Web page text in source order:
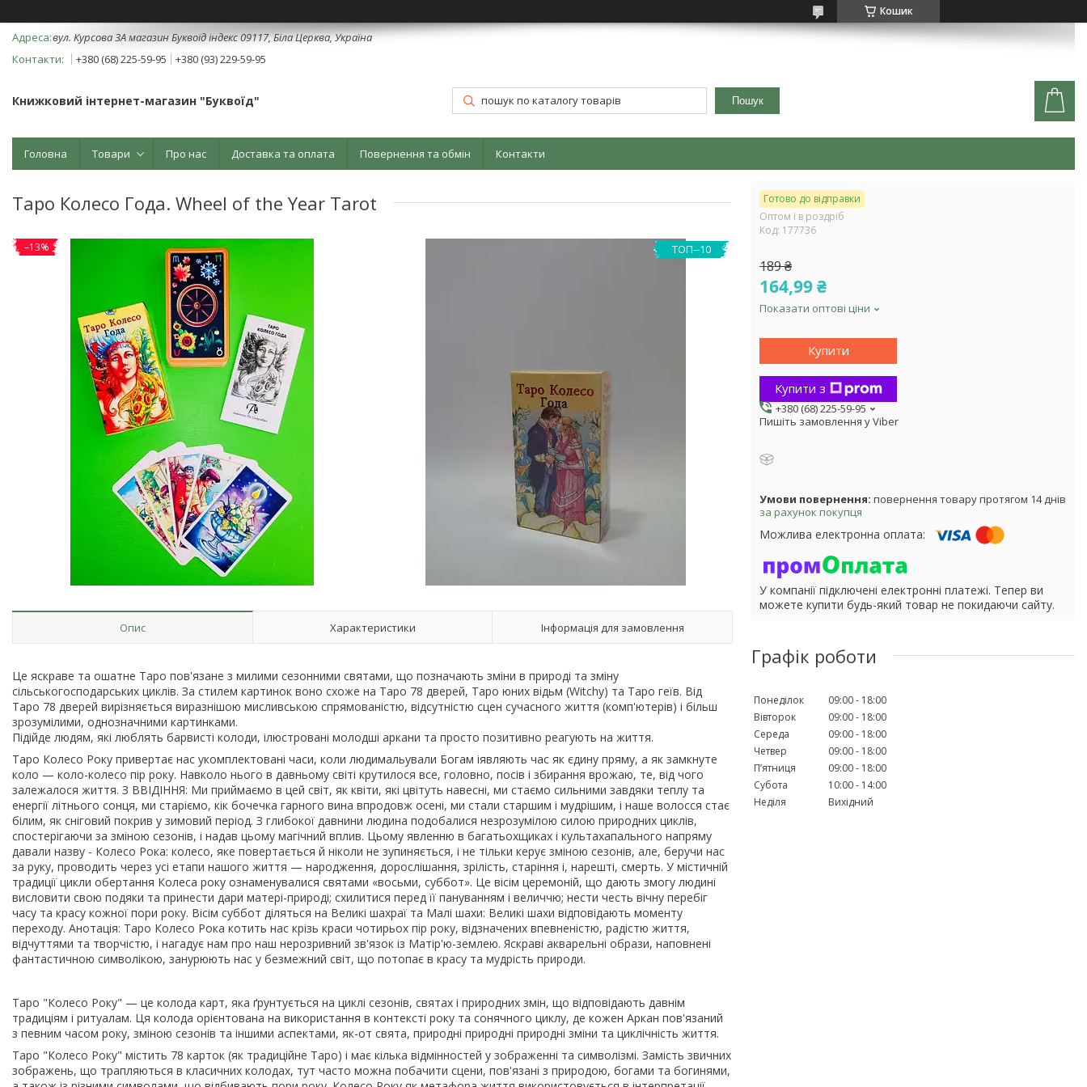
Кошик
вул. Курсова 3А магазин Буквоїд індекс 09117, Біла Церква, Україна
+380 (68) 225-59-95
+380 (93) 229-59-95
Книжковий інтернет-магазин "Буквоїд" Пошук
Головна Товари Про нас Доставка та оплата Повернення та обмін Контакти
Таро Колесо Года. Wheel of the Year Tarot
ТОП--10
–13%
Опис Характеристики Інформація для замовлення
Це яскраве та ошатне Таро пов'язане з милими сезонними святами, що позначають зміни в природі та зміну
сільськогосподарських циклів. За стилем картинок воно схоже на Таро 78 дверей, Таро юних відьм (Witchy) та Таро геїв. Від
Таро 78 дверей вирізняється виразнішою мисливською спрямованістю, відсутністю сцен сучасного життя (комп'ютерів) і більш
зрозумілими, однозначними картинками.
Підійде людям, які люблять барвисті колоди, ілюстровані молодші аркани та просто позитивно реагують на життя.
Таро Колесо Року привертає нас укомплектовані часи, коли людимальували Богам іявляють час як єдину пряму, а як замкнуте
коло — коло-колесо пір року. Навколо нього в давньому світі крутилося все, головно, посів і збирання врожаю, те, від чого
залежалося життя. З ВВІДІННЯ: Ми приймаємо в цей світ, як квіти, які цвітуть навесні, ми стаємо сильними завдяки теплу та
енергії літнього сонця, ми старіємо, кік бочечка гарного вина впродовж осені, ми стали старшим і мудрішим, і наше волосся стає
білим, як сніговий покрив у зимовий період. З глибокої давнини людина подобалися незрозумілою силою природних циклів,
спостерігаючи за зміною сезонів, і надав цьому магічний вплив. Цьому явленню в багатьохщиках і культахапального напряму
давали назву - Колесо Рока: колесо, яке повертається й ніколи не зупиняється, і не тільки керує зміною сезонів, але, беручи нас
за руку, проводить через усі етапи нашого життя — народження, дорослішання, зрілість, старіння і, нарешті, смерть. У містичній
традиції цикли обертання Колеса року ознаменувалися святами «восьми, суббот». Це вісім церемоній, що дають змогу людині
висловити свою подяки та принести дари матері-природі; схилитися перед її пануванням і величчю; нести честь вічну перебіг
часу та красу кожної пори року. Вісім суббот діляться на Великі шахраї та Малі шахи: Великі шахи відповідають моменту
переходу. Анотація: Таро Колесо Рока котить нас крізь краси чотирьох пір року, відзначених впевненістю, радістю життя,
відчуттями та творчістю, і нагадує нам про наш нерозривний зв'язок із Матір'ю-землею. Яскраві акварельні образи, наповнені
фантастичною символікою, занурюють нас у безмежний світ, що потопає в красу та мудрість природи.
Таро "Колесо Року" — це колода карт, яка ґрунтується на циклі сезонів, святах і природних змін, що відповідають давнім
традиціям і ритуалам. Ця колода орієнтована на використання в контексті року та сонячного циклу, де кожен Аркан пов'язаний
з певним часом року, зміною сезонів та іншими аспектами, як-от свята, природні природні природні зміни та циклічність життя.
Таро "Колесо Року" містить 78 карток (як традиційне Таро) і має кілька відмінностей у зображенні та символізмі. Замість звичних
зображень, що трапляються в класичних колодах, тут часто можна побачити сцени, пов'язані з природою, богами та богинями,
Готово до відправки
Оптом і в роздріб
Код: 177736
189 ₴
164,99 ₴
Показати оптові ціни
Купити
Купити з
+380 (68) 225-59-95
Пишіть замовлення у Viber
повернення товару протягом 14 днів
за рахунок покупця
У компанії підключені електронні платежі. Тепер ви
можете купити будь-який товар не покидаючи сайту.
Графік роботи
Понеділок 09:00
18:00
Вівторок
09:00
18:00
Середа
09:00
18:00
Четвер
09:00
18:00
Пʼятниця
09:00
18:00
Субота
10:00
14:00
Неділя
Вихідний